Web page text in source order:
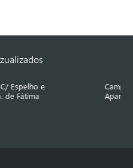
Campainha com
Aparição de Fátima